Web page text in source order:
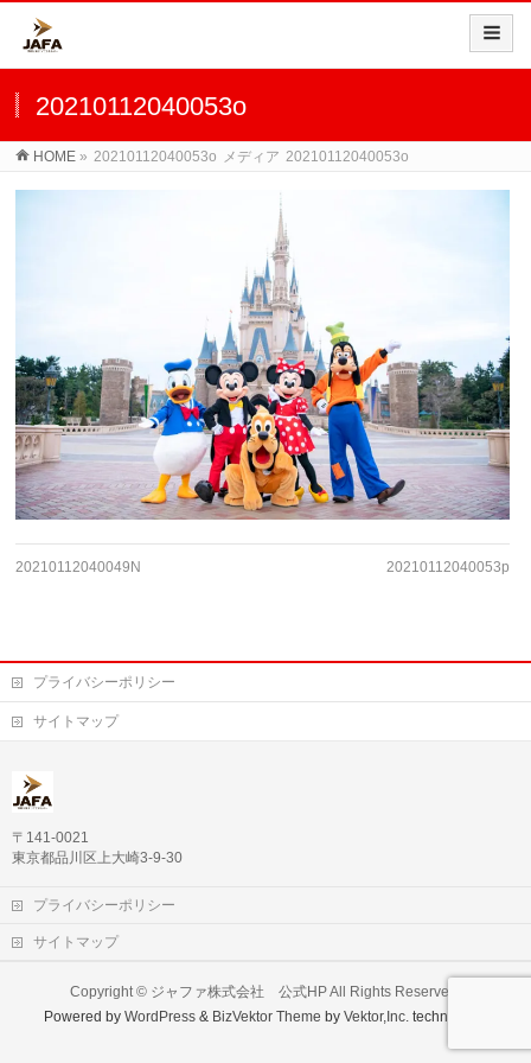
20210112040053o
HOME » 20210112040053o メディア 20210112040053o
20210112040049N 20210112040053p
プライバシーポリシー
サイトマップ
〒141-0021
東京都品川区上大崎3-9-30
プライバシーポリシー
サイトマップ
Copyright © ジャファ株式会社 公式HPAll Rights Reserved.
Powered byWordPress & BizVektor Theme byVektor,Inc. technology.